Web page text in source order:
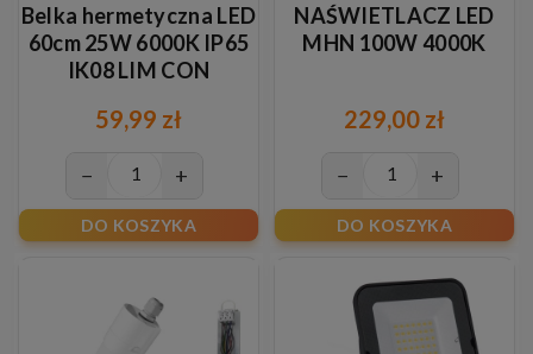
Belka hermetyczna LED
60cm 25W 6000K IP65
IK08 LIM CON
59,99 zł
− +
DO KOSZYKA
NAŚWIETLACZ LED
MHN 100W 4000K
229,00 zł
− +
DO KOSZYKA